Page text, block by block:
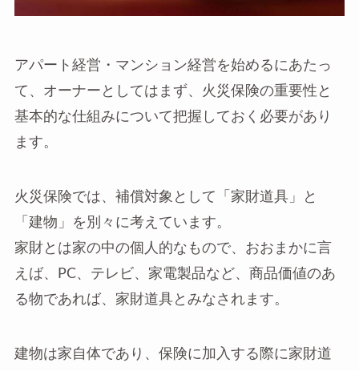
アパート経営・マンション経営を始めるにあたっ
て、オーナーとしてはまず、火災保険の重要性と
基本的な仕組みについて把握しておく必要があり
ます。
火災保険では、補償対象として「家財道具」と
「建物」を別々に考えています。
家財とは家の中の個人的なもので、おおまかに言
えば、PC、テレビ、家電製品など、商品価値のあ
る物であれば、家財道具とみなされます。
建物は家自体であり、保険に加入する際に家財道